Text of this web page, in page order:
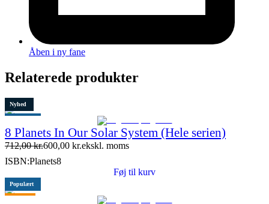
Åben i ny fane
Relaterede produkter
Nyhed
Tilbud
Restparti
15 stk. tilbage
8 Planets In Our Solar System (Hele serien)
712,00kr.600,00 kr.ekskl. moms
ISBN:Planets8
Føj til kurv
Populært